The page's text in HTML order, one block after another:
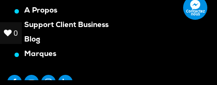
A Propos
Support Client Business
Blog
Marques
Contactez
nous
0
0